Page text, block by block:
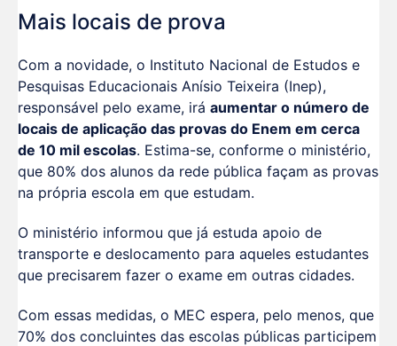
Mais locais de prova
Com a novidade, o Instituto Nacional de Estudos e
Pesquisas Educacionais Anísio Teixeira (Inep),
responsável pelo exame, irá aumentar o número de
locais de aplicação das provas do Enem em cerca
de 10 mil escolas. Estima-se, conforme o ministério,
que 80% dos alunos da rede pública façam as provas
na própria escola em que estudam.
O ministério informou que já estuda apoio de
transporte e deslocamento para aqueles estudantes
que precisarem fazer o exame em outras cidades.
Com essas medidas, o MEC espera, pelo menos, que
70% dos concluintes das escolas públicas participem